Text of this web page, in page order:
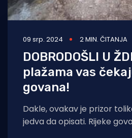
09 srp. 2024 2 MIN. ČITANJA
DOBRODOŠLI U
plažama vas
govana!
Dakle, ovakav je prizor
jedva da opisati. Rijeke